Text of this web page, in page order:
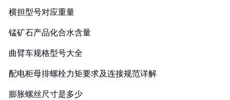
横担型号对应重量
锰矿石产品化合水含量
曲臂车规格型号大全
配电柜母排螺栓力矩要求及连接规范详解
膨胀螺丝尺寸是多少